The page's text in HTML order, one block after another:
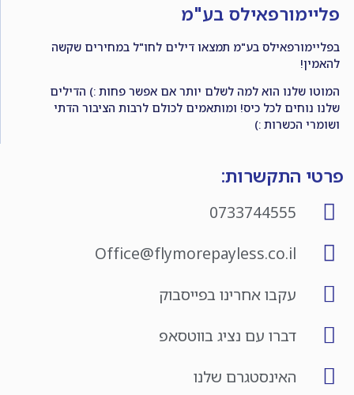
פליימורפאילס בע"מ
בפליימורפאילס בע"מ תמצאו דילים לחו"ל במחירים שקשה
להאמין!
המוטו שלנו הוא למה לשלם יותר אם אפשר פחות :) הדילים
שלנו נוחים לכל כיס! ומותאמים לכולם לרבות הציבור הדתי
ושומרי הכשרות :)
פרטי התקשרות:
0733744555
Office@flymorepayless.co.il
עקבו אחרינו בפייסבוק
דברו עם נציג בווטסאפ
האינסטגרם שלנו